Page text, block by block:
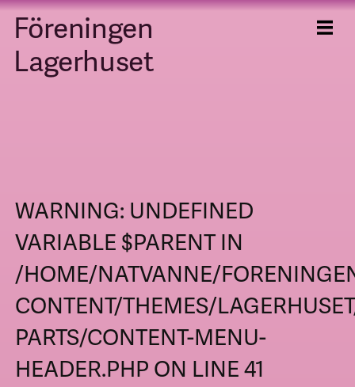
Skip
to
Föreningen
Lagerhuset
WARNING: UNDEFINED
VARIABLE $PARENT IN
/HOME/NATVANNE/
CONTENT/THEMES/
PARTS/CONTENT-MENU-
HEADER.PHP ON LINE 41